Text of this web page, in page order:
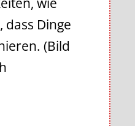
dass Dinge
(Bild